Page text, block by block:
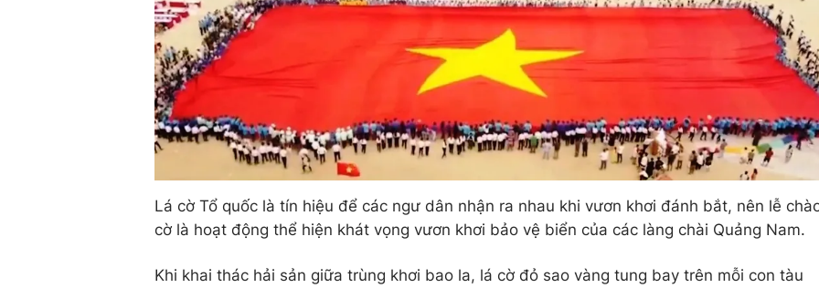
Lá cờ Tổ quốc là tín hiệu để các ngư dân nhận ra nhau khi vươn khơi đánh bắt, nên lễ
cờ là hoạt động thể hiện khát vọng vươn khơi bảo vệ biển của các làng chài Quảng Nam.
Khi khai thác hải sản giữa trùng khơi bao la, lá cờ đỏ sao vàng tung bay trên mỗi con tàu